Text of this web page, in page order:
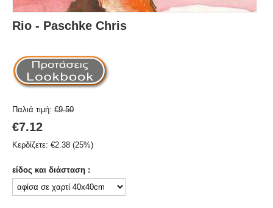
Rio - Paschke Chris
Παλιά τιμή: €9.50
€7.12
Κερδίζετε: €2.38 (25%)
είδος και διάσταση :